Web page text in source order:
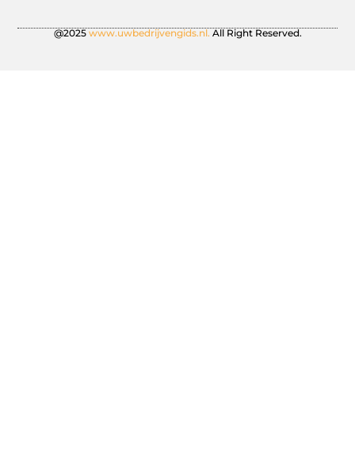
@2025 www.uwbedrijvengids.nl. All Right Reserved.